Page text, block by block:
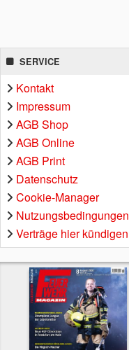
SERVICE
Kontakt
Impressum
AGB Shop
AGB Online
AGB Print
Datenschutz
Cookie-Manager
Nutzungsbedingungen
Verträge hier kündigen